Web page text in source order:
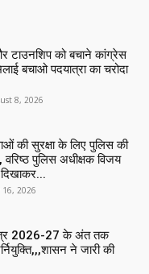
टाउनशिप को बचाने कांग्रेस
बचाओ पदयात्रा का चरोदा
8, 2026
की सुरक्षा के लिए पुलिस की
वरिष्ठ पुलिस अधीक्षक विजय
16, 2026
2026-27 के अंत तक
ने जारी की